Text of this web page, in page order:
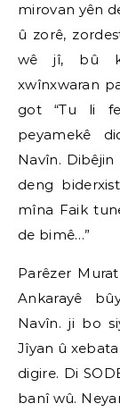
mirovan yên
û zorê,
wê jî, bû
xwînxwaran
got “Tu li
peyamekê
Navîn.
deng
mîna Faik
de bimê…”
Parêzer
Ankarayê
Navîn. ji bo
Jîyan û
digire. Di
banî wû.